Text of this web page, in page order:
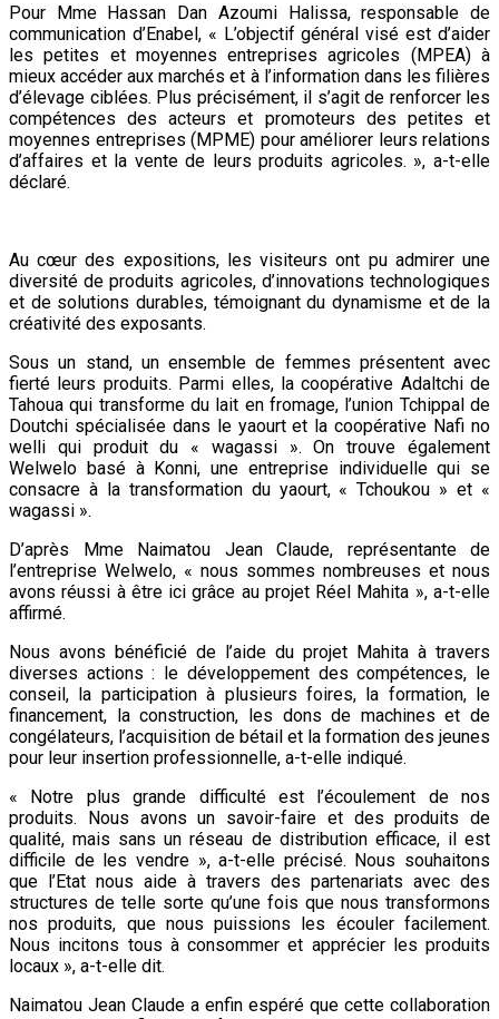
Pour Mme Hassan Dan Azoumi Halissa, responsable de
communication d’Enabel, « L’objectif général visé est d’aider
les petites et moyennes entreprises agricoles (MPEA) à
mieux accéder aux marchés et à l’information dans les filières
d’élevage ciblées. Plus précisément, il s’agit de renforcer les
compétences des acteurs et promoteurs des petites et
moyennes entreprises (MPME) pour améliorer leurs relations
d’affaires et la vente de leurs produits agricoles. », a-t-elle
déclaré.
Au cœur des expositions, les visiteurs ont pu admirer une
diversité de produits agricoles, d’innovations technologiques
et de solutions durables, témoignant du dynamisme et de la
créativité des exposants.
Sous un stand, un ensemble de femmes présentent avec
fierté leurs produits. Parmi elles, la coopérative Adaltchi de
Tahoua qui transforme du lait en fromage, l’union Tchippal de
Doutchi spécialisée dans le yaourt et la coopérative Nafi no
welli qui produit du « wagassi ». On trouve également
Welwelo basé à Konni, une entreprise individuelle qui se
consacre à la transformation du yaourt, « Tchoukou » et «
wagassi ».
D’après Mme Naimatou Jean Claude, représentante de
l’entreprise Welwelo, « nous sommes nombreuses et nous
avons réussi à être ici grâce au projet Réel Mahita », a-t-elle
affirmé.
Nous avons bénéficié de l’aide du projet Mahita à travers
diverses actions : le développement des compétences, le
conseil, la participation à plusieurs foires, la formation, le
financement, la construction, les dons de machines et de
congélateurs, l’acquisition de bétail et la formation des jeunes
pour leur insertion professionnelle, a-t-elle indiqué.
« Notre plus grande difficulté est l’écoulement de nos
produits. Nous avons un savoir-faire et des produits de
qualité, mais sans un réseau de distribution efficace, il est
difficile de les vendre », a-t-elle précisé. Nous souhaitons
que l’Etat nous aide à travers des partenariats avec des
structures de telle sorte qu’une fois que nous transformons
nos produits, que nous puissions les écouler facilement.
Nous incitons tous à consommer et apprécier les produits
locaux », a-t-elle dit.
Naimatou Jean Claude a enfin espéré que cette collaboration